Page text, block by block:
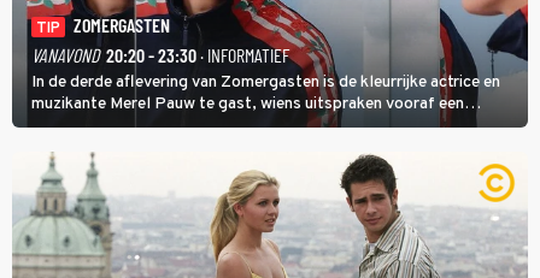
TIP
ZOMERGASTEN
VANAVOND 20:20 - 23:30· INFORMATIEF
In de derde aflevering van Zomergasten is de kleurrijke actrice en
muzikante Merel Pauw te gast, wiens uitspraken vooraf een
boeiende avond beloven: 'Mijn ideale televisieavond is zoals mijn
identiteit: grenzeloos, absurd en vol angsten'.